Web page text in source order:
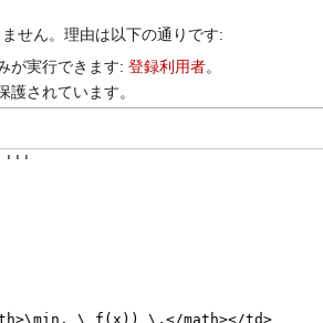
せん。理由は以下の通りです:
が実行できます:登録利用者。
護されています。